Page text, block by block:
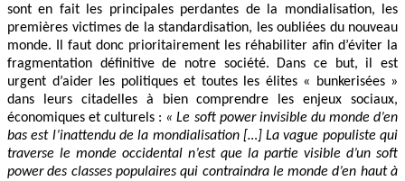
sont en fait les principales perdantes de la mondialisation, les
premières victimes de la standardisation, les oubliées du nouveau
monde. Il faut donc prioritairement les réhabiliter afin d’éviter la
fragmentation définitive de notre société. Dans ce but, il est
urgent d’aider les politiques et toutes les élites « bunkerisées »
dans leurs citadelles à bien comprendre les enjeux sociaux,
économiques et culturels : « Le soft power invisible du monde d’en
bas est l’inattendu de la mondialisation […] La vague populiste qui
traverse le monde occidental n’est que la partie visible d’un soft
power des classes populaires qui contraindra le monde d’en haut à